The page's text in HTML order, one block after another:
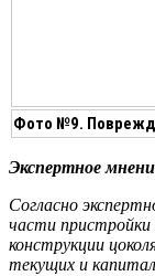
Фото №9.
Экспертное
Согласно
части пристройки
конструкции
текущих и